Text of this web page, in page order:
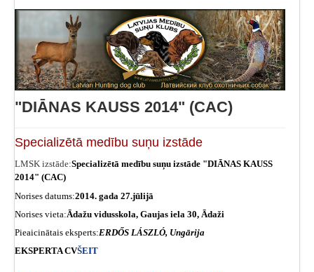
"DIĀNAS KAUSS 2014" (CAC)
Specializētā medību suņu izstāde
LMSK izstāde:Specializētā medību suņu izstāde "DIĀNAS KAUSS
2014" (CAC)
Norises datums:2014. gada 27.jūlijā
Norises vieta:Ādažu vidusskola, Gaujas iela 30, Ādaži
Pieaicinātais eksperts:ERDŐS LÁSZLÓ, Ungārija
EKSPERTA CVŠEIT